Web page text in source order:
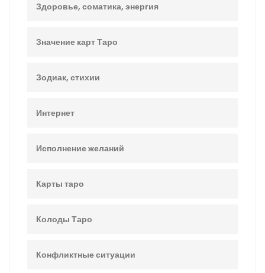
Здоровье, соматика, энергия
Значение карт Таро
Зодиак, стихии
Интернет
Исполнение желаний
Карты таро
Колоды Таро
Конфликтные ситуации